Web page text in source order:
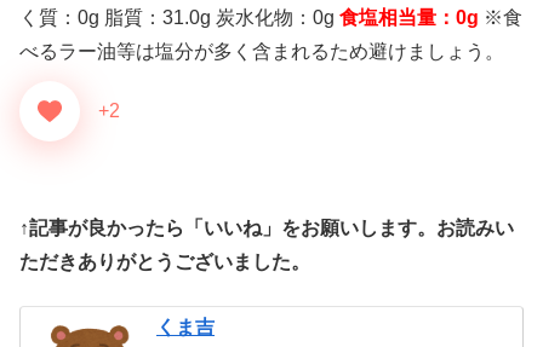
く質：0g 脂質：31.0g 炭水化物：0g 食塩相当量：0g ※食
べるラー油等は塩分が多く含まれるため避けましょう。
+2
↑記事が良かったら「いいね」をお願いします。お読みい
ただきありがとうございました。
くま吉